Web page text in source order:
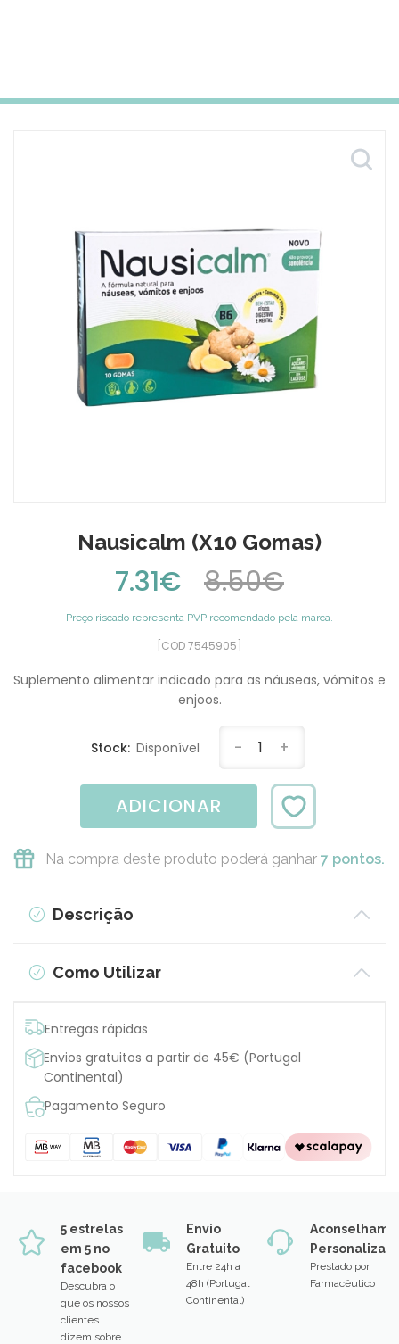
Nausicalm (x10 Gomas)
7.31€ 8.50€
Preço riscado representa PVP recomendado pela marca.
[COD 7545905]
Suplemento alimentar indicado para as náuseas, vómitos e
enjoos.
Stock: Disponível - 1 +
ADICIONAR
Na compra deste produto poderá ganhar 7 pontos.
Descrição
Como Utilizar
Entregas rápidas
Envios gratuitos a partir de 45€ (Portugal
Continental)
Pagamento Seguro
5 estrelas
em 5 no
facebook
Descubra o
que os nossos
clientes
dizem sobre
Envio
Gratuito
Entre 24h a
48h (Portugal
Continental)
Prestado por
Farmacêutico